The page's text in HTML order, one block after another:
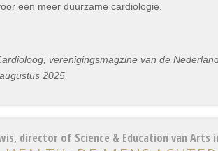
een meer duurzame cardiologie.
verenigingsmagzine van de
2025.
director of Science & Education van Arts